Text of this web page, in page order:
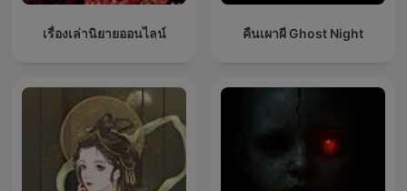
เรื่องเล่านิยายออนไลน์ คืนเผาผี Ghost Night